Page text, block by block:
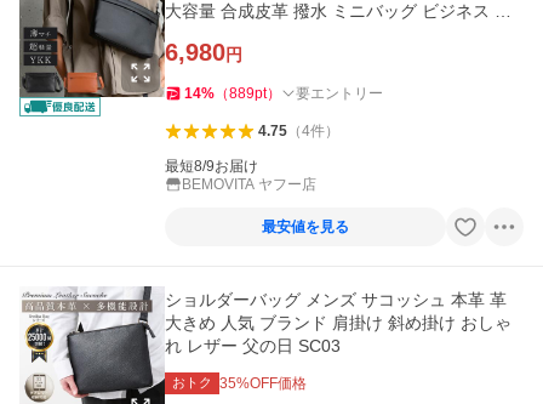
大容量 合成皮革 撥水 ミニバッグ ビジネス 自
6,980円
14% （889pt） 要エントリー
4.75（4件）
最短8/9お届け
BEMOVITA ヤフー店
最安値を見る
ショルダーバッグ メンズ サコッシュ 本革 革
大きめ 人気 ブランド 肩掛け 斜め掛け おしゃ
れ レザー 父の日 SC03
おトク 35%OFF価格